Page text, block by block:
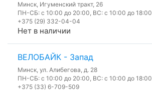
Минск, Игуменский тракт, 26
ПН-СБ: с 10:00 до 20:00, ВС: с 10:00 до 18:00
+375 (29) 332-04-04
Нет в наличии
ВЕЛОБАЙК - Запад
Минск, ул. Алибегова, д. 28
ПН-СБ: с 10:00 до 20:00, ВС: с 10:00 до 18:00
+375 (33) 6-709-509